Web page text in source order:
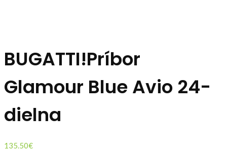
BUGATTI!Príbor
Glamour Blue Avio 24-
dielna
135.50€